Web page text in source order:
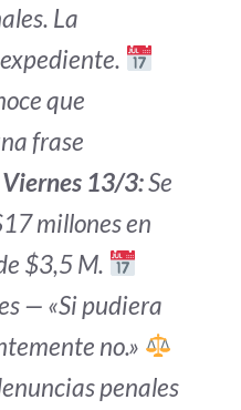
La
que
frase
Viernes 13/3:Se
millones en
$3,5 M.
— «Si pudiera
no.»
penales